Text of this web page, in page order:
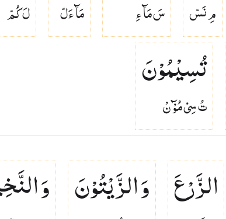
مِ نَسّ سَ مَآ ءِ مَآ ءَلّ لَ كُمّ
تُسِیْمُوْنَ
تُ سِىْ مُوْٓ نْ
الزَّرْعَ وَ الزَّیْتُوْنَ وَ